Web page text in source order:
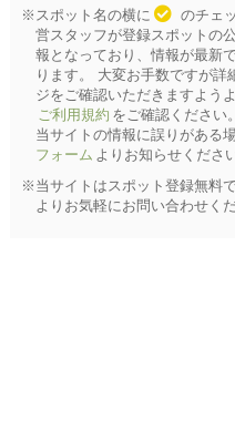
※スポット名の横に
のチェ
営スタッフが登録スポットの
報となっており、情報が最新
ります。 大変お手数ですが詳
ジをご確認いただきますよう
ご利用規約 をご確認ください。
当サイトの情報に誤りがある
フォーム よりお知らせください
※当サイトはスポット登録無料
よりお気軽にお問い合わせくだ